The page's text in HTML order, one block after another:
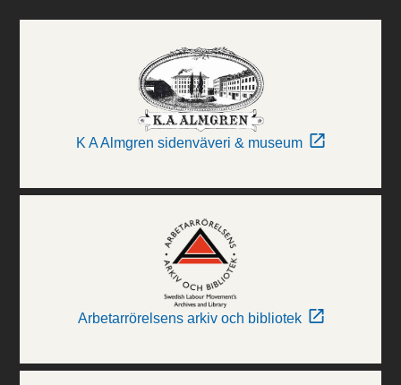
K A Almgren sidenväveri & museum
Arbetarrörelsens arkiv och bibliotek